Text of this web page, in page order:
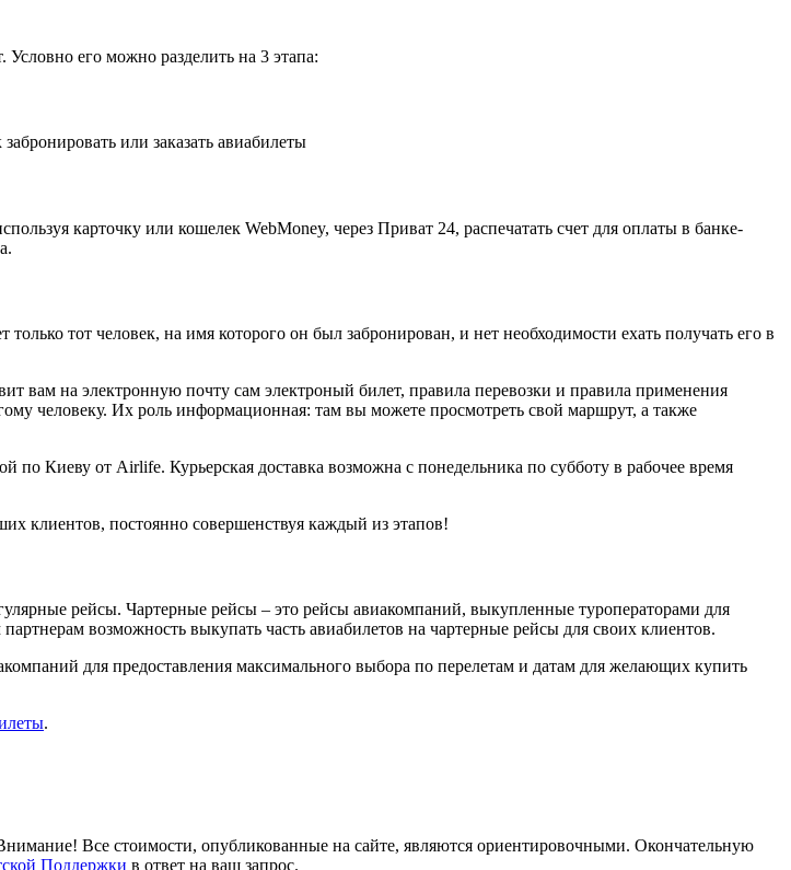
его можно разделить на 3 этапа:
или заказать авиабилеты
карточку или кошелек WebMoney, через Приват 24, распечатать счет для оплаты в банке-
тот человек, на имя которого он был забронирован, и нет необходимости ехать получать его в
вам на электронную почту сам электроный билет, правила перевозки и правила применения
человеку. Их роль информационная: там вы можете просмотреть свой маршрут, а также
по Киеву от Airlife. Курьерская доставка возможна с понедельника по субботу в рабочее время
клиентов, постоянно совершенствуя каждый из этапов!
рейсы. Чартерные рейсы – это рейсы авиакомпаний, выкупленные туроператорами для
возможность выкупать часть авиабилетов на чартерные рейсы для своих клиентов.
для предоставления максимального выбора по перелетам и датам для желающих купить
.
Все стоимости, опубликованные на сайте, являются ориентировочными. Окончательную
Поддержки в ответ на ваш запрос.